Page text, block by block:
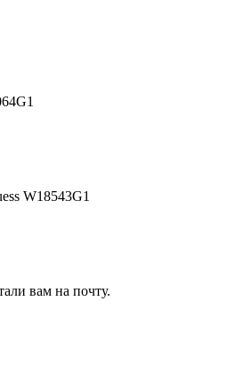
W18543G1
вам на почту.